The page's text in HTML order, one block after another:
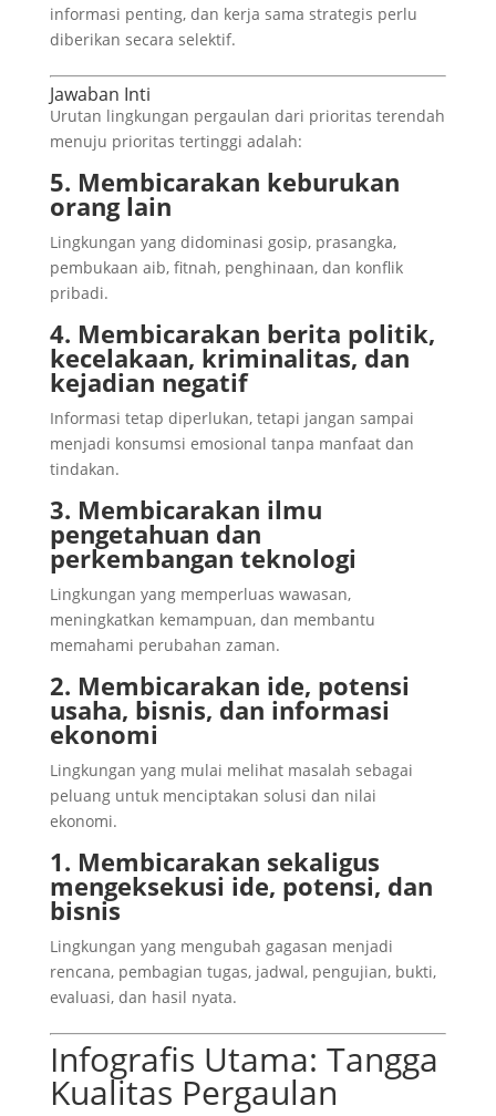
informasi penting, dan kerja sama strategis perlu
diberikan secara selektif.
Jawaban Inti
Urutan lingkungan pergaulan dari prioritas terendah
menuju prioritas tertinggi adalah:
5. Membicarakan keburukan
orang lain
Lingkungan yang didominasi gosip, prasangka,
pembukaan aib, fitnah, penghinaan, dan konflik
pribadi.
4. Membicarakan berita politik,
kecelakaan, kriminalitas, dan
kejadian negatif
Informasi tetap diperlukan, tetapi jangan sampai
menjadi konsumsi emosional tanpa manfaat dan
tindakan.
3. Membicarakan ilmu
pengetahuan dan
perkembangan teknologi
Lingkungan yang memperluas wawasan,
meningkatkan kemampuan, dan membantu
memahami perubahan zaman.
2. Membicarakan ide, potensi
usaha, bisnis, dan informasi
ekonomi
Lingkungan yang mulai melihat masalah sebagai
peluang untuk menciptakan solusi dan nilai
ekonomi.
1. Membicarakan sekaligus
mengeksekusi ide, potensi, dan
bisnis
Lingkungan yang mengubah gagasan menjadi
rencana, pembagian tugas, jadwal, pengujian, bukti,
evaluasi, dan hasil nyata.
Infografis Utama: Tangga
Kualitas Pergaulan